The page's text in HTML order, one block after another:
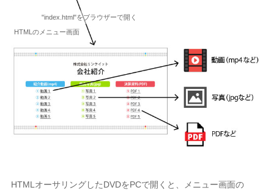
HTMLのメニュー画面
"index.html"をブラウザーで開く
HTMLオーサリングしたDVDをPCで開くと、メニュー画面の